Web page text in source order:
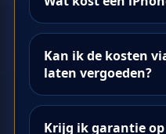
Kan ik de kosten
laten vergoeden?
Krijg ik garantie